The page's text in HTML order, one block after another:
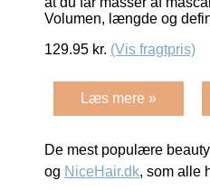
Volumen, længde og
129.95 kr. (Vis fragtpris)
Læs mere »
De mest populære
og NiceHair.dk, som alle